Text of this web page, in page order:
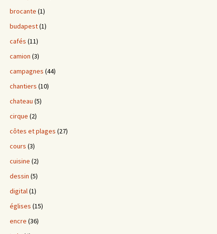
brocante (1)
budapest(1)
cafés (11)
camion (3)
campagnes (44)
chantiers (10)
chateau (5)
cirque (2)
côtes et plages (27)
cours (3)
cuisine (2)
dessin (5)
digital(1)
églises (15)
encre (36)